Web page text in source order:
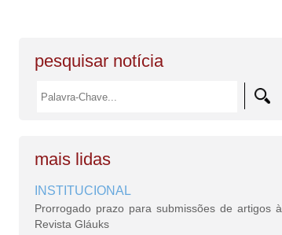
pesquisar notícia
mais lidas
INSTITUCIONAL
Prorrogado prazo para submissões de artigos à
Revista Gláuks